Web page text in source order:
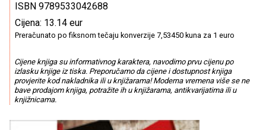
ISBN 9789533042688
Cijena: 13.14 eur
Preračunato po fiksnom tečaju konverzije 7,53450 kuna za 1 euro
Cijene knjiga su informativnog karaktera, navodimo prvu cijenu po
izlasku knjige iz tiska. Preporučamo da cijene i dostupnost knjiga
provjerite kod nakladnika ili u knjižarama! Moderna vremena više se ne
bave prodajom knjiga, potražite ih u knjižarama, antikvarijatima ili u
knjižnicama.